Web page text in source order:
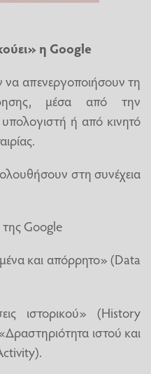
η Google
να απενεργοποιήσουν τη
μέσα από την
ή από κινητό
στη συνέχεια
Google
και απόρρητο» (Data
ιστορικού» (History
ιστού και